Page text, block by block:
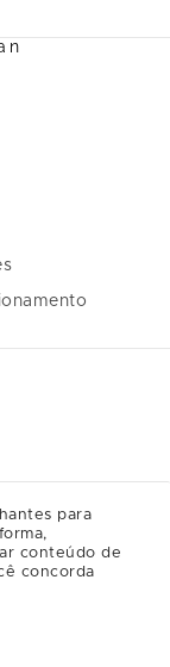
para
conteúdo de
concorda